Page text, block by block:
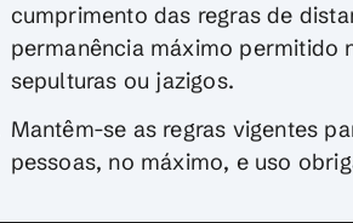
cumprimento das regras de
permanência máximo permitido
sepulturas ou jazigos.
Mantêm-se as regras vigentes
pessoas, no máximo, e uso